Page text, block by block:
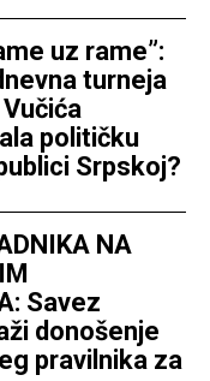
uz rame”:
turneja
političku
Srpskoj?
NA
Savez
donošenje
pravilnika za